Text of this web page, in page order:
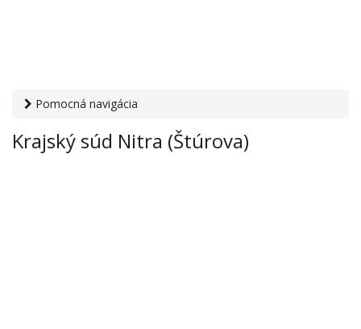
Pomocná navigácia
Krajský súd Nitra (Štúrova)
Krajský súd Nitra (Štúrova)